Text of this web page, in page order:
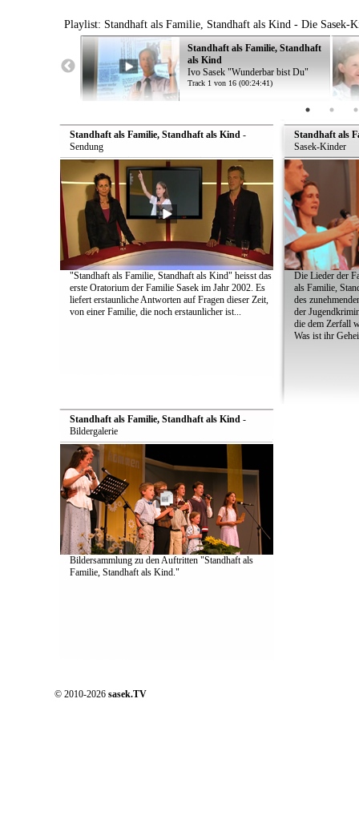
Standhaft als Familie, Standhaft als Kind-
Sendung
"Standhaft als Familie, Standhaft als Kind" heisst das
erste Oratorium der Familie Sasek im Jahr 2002. Es
liefert erstaunliche Antworten auf Fragen dieser Zeit,
von einer Familie, die noch erstaunlicher ist...
Standhaft als
Sasek-Kinder
Die Lieder der
als Familie,
des
der
die dem Zerfall
Was ist ihr
Standhaft als Familie, Standhaft als Kind-
Bildergalerie
Bildersammlung zu den Auftritten "Standhaft als
Familie, Standhaft als Kind."
© 2010-2026 sasek.TV